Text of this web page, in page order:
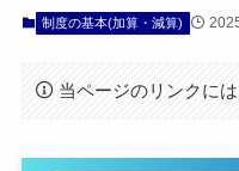
制度の基本(加算・減算)
当ページのリンクに